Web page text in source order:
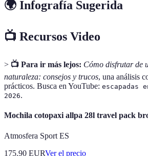
🌍 Infografía Sugerida
📺 Recursos Video
> 📺 Para ir más lejos: Cómo disfrutar de
naturaleza: consejos y trucos, una análisis
prácticos. Busca en YouTube: escapadas
2026.
Mochila cotopaxi allpa 28l travel pack
Atmosfera Sport ES
175.90 EURVer el precio